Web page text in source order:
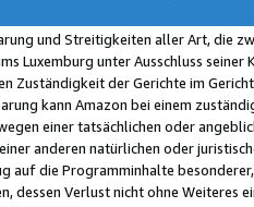
und Streitigkeiten aller Art, die
Luxemburg unter Ausschluss
Zuständigkeit der Gerichte im
kann Amazon bei einem
einer tatsächlichen oder
anderen natürlichen oder
auf die Programminhalte
dessen Verlust nicht ohne Weiteres